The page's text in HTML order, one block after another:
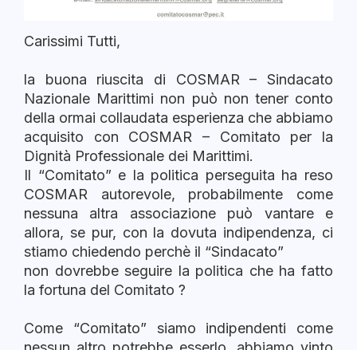
Carissimi Tutti,
la buona riuscita di COSMAR – Sindacato
Nazionale Marittimi non può non tener conto
della ormai collaudata esperienza che abbiamo
acquisito con COSMAR – Comitato per la
Dignità Professionale dei Marittimi.
Il “Comitato” e la politica perseguita ha reso
COSMAR autorevole, probabilmente come
nessuna altra associazione può vantare e
allora, se pur, con la dovuta indipendenza, ci
stiamo chiedendo perchè il “Sindacato”
non dovrebbe seguire la politica che ha fatto
la fortuna del Comitato ?
Come “Comitato” siamo indipendenti come